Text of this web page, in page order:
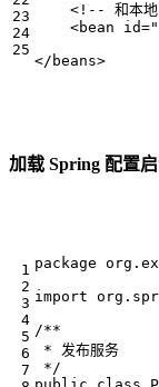
<!-- 和本地
<bean
id=
</beans>
加载 Spring 配置
package
import
*/